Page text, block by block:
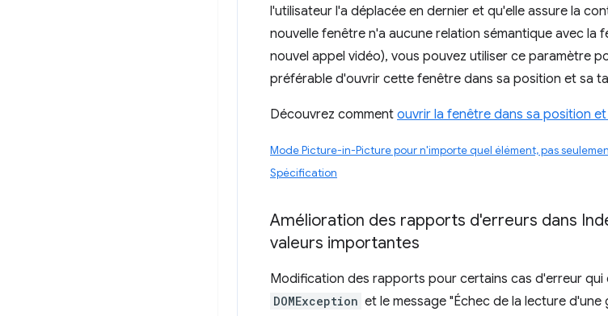
l'utilisateur l'a déplacée en dernier et qu'elle assure la
nouvelle fenêtre n'a aucune relation sémantique avec la
nouvel appel vidéo), vous pouvez utiliser ce paramètre
préférable d'ouvrir cette fenêtre dans sa position et sa
Découvrez comment ouvrir la fenêtre dans sa position
Mode Picture-in-Picture pour n'importe quel élément, pas
Spécification
Amélioration des rapports d'erreurs dans
valeurs importantes
Modification des rapports pour certains cas d'erreur qui
DOMException et le message "Échec de la lecture d'une